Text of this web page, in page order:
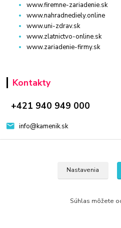
www.firemne-zariadenie.sk
www.nahradnediely.online
www.uni-zdrav.sk
www.zlatnictvo-online.sk
www.zariadenie-firmy.sk
Kontakty
+421 940 949 000
info@kamenik.sk
© 2024 Všetky práva
Nastavenia
Súhlas môžete